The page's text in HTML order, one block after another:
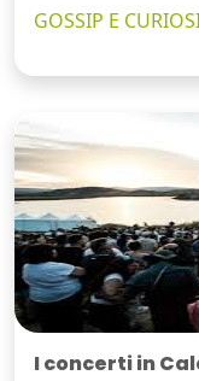
GOSSIP E
I concerti in